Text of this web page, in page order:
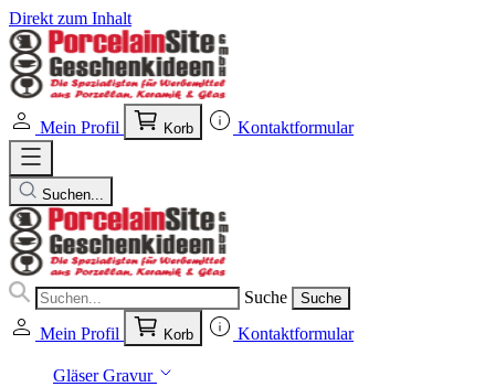
Direkt zum Inhalt
Mein Profil Korb Kontaktformular
Suchen...
Suche Suche
Mein Profil Korb Kontaktformular
Gläser Gravur